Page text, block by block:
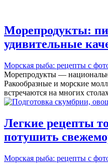
Морепродукты:
удивительные
Морская рыба: рецепты с
Морепродукты —
Ракообразные и морские
встречаются на многих
Легкие рецепты
потушить
Морская рыба: рецепты с